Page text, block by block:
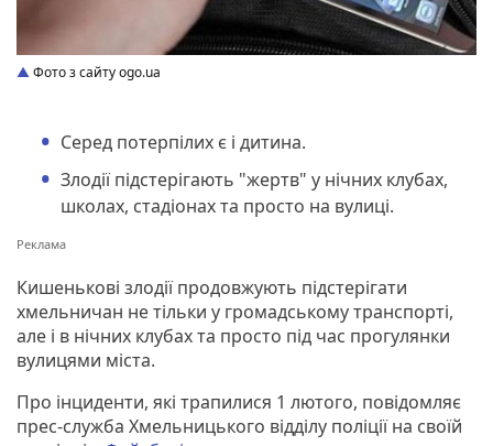
Фото з сайту ogo.ua
Серед потерпілих є і дитина.
Злодії підстерігають "жертв" у нічних клубах,
школах, стадіонах та просто на вулиці.
Кишенькові злодії продовжують підстерігати
хмельничан не тільки у громадському транспорті,
але і в нічних клубах та просто під час прогулянки
вулицями міста.
Про інциденти, які трапилися 1 лютого, повідомляє
прес-служба Хмельницького відділу поліції на своїй